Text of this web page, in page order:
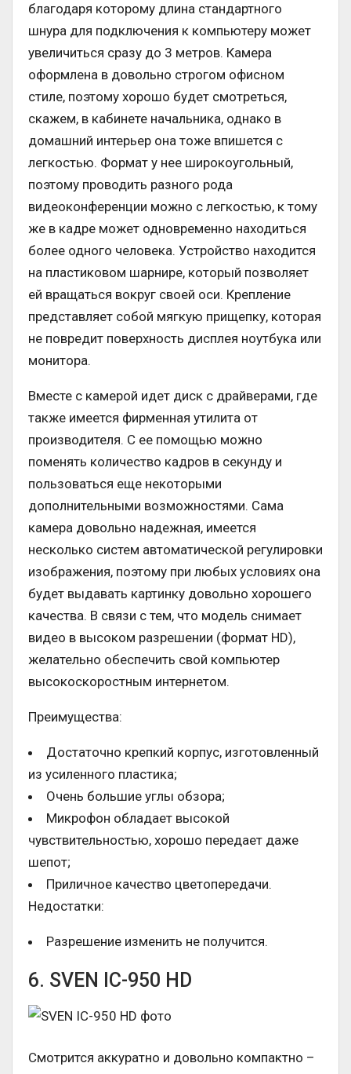
благодаря которому длина стандартного
шнура для подключения к компьютеру может
увеличиться сразу до 3 метров. Камера
оформлена в довольно строгом офисном
стиле, поэтому хорошо будет смотреться,
скажем, в кабинете начальника, однако в
домашний интерьер она тоже впишется с
легкостью. Формат у нее широкоугольный,
поэтому проводить разного рода
видеоконференции можно с легкостью, к тому
же в кадре может одновременно находиться
более одного человека. Устройство находится
на пластиковом шарнире, который позволяет
ей вращаться вокруг своей оси. Крепление
представляет собой мягкую прищепку, которая
не повредит поверхность дисплея ноутбука или
монитора.
Вместе с камерой идет диск с драйверами, где
также имеется фирменная утилита от
производителя. С ее помощью можно
поменять количество кадров в секунду и
пользоваться еще некоторыми
дополнительными возможностями. Сама
камера довольно надежная, имеется
несколько систем автоматической регулировки
изображения, поэтому при любых условиях она
будет выдавать картинку довольно хорошего
качества. В связи с тем, что модель снимает
видео в высоком разрешении (формат HD),
желательно обеспечить свой компьютер
высокоскоростным интернетом.
Преимущества:
Достаточно крепкий корпус, изготовленный
из усиленного пластика;
Очень большие углы обзора;
Микрофон обладает высокой
чувствительностью, хорошо передает даже
шепот;
Приличное качество цветопередачи.
Недостатки:
Разрешение изменить не получится.
6. SVEN IC-950 HD
Смотрится аккуратно и довольно компактно –